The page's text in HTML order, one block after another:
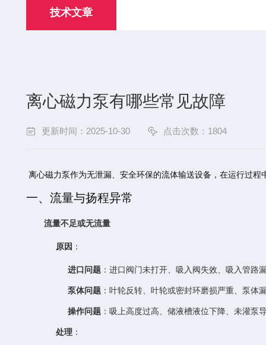
技术文章
离心磁力泵有哪些常见故障
更新时间：2025-10-30 点击次数：1804
离心磁力泵作为无泄漏、安全环保的流体输送设备，在运行过
一、流量与扬程异常
流量不足或无流量
原因 ：
进口问题：进口阀门未打开、吸入阀失效、吸入管路
泵体问题：叶轮反转、叶轮或密封环磨损严重、泵体
操作问题：吸上高度过高、储液槽液位下降、未灌泵
处理：